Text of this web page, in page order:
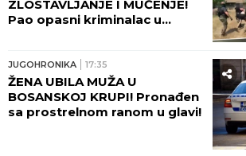
ZLOSTAVLJANJE I MUČENJE!
Pao opasni kriminalac u
mogao da makne! (FOTO,
VIDEO)
JUGOHRONIKA 17:35
ŽENA UBILA MUŽA U
BOSANSKOJ KRUPI! Pronađen
sa prostrelnom ranom u glavi!